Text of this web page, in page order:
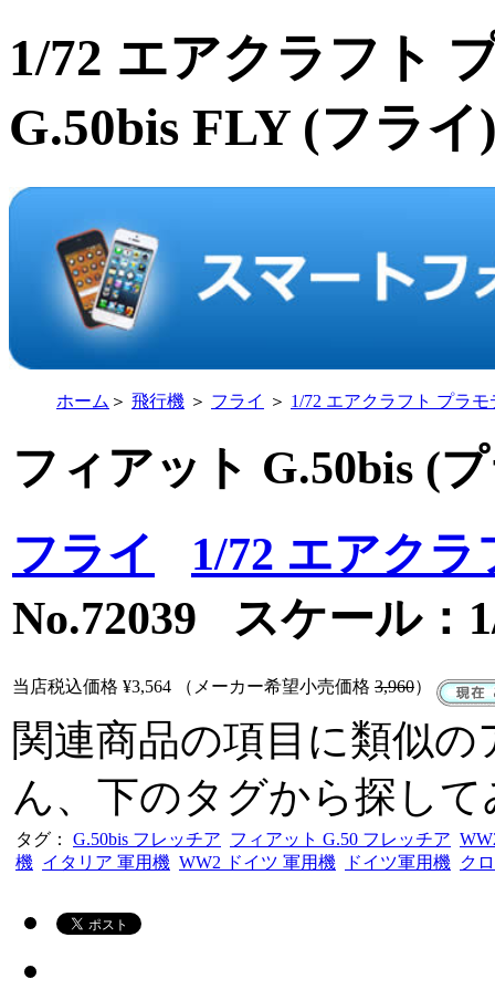
1/72 エアクラフト
G.50bis FLY (フライ
ホーム ＞ 飛行機 ＞ フライ ＞ 1/72 エアクラフト プラモ
フィアット G.50bis (
フライ
1/72 エアク
No.72039 スケール：
当店税込価格 ¥3,564 （メーカー希望小売価格 3,960）
関連商品の項目に類似
ん、下のタグから探し
タグ： G.50bis フレッチア フィアット G.50 フレッチア
機 イタリア 軍用機 WW2 ドイツ 軍用機 ドイツ軍用機 ク